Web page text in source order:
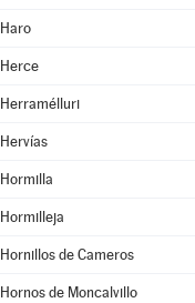
Haro
Herce
Herramélluri
Hervías
Hormilla
Hormilleja
Hornillos de Cameros
Hornos de Moncalvillo